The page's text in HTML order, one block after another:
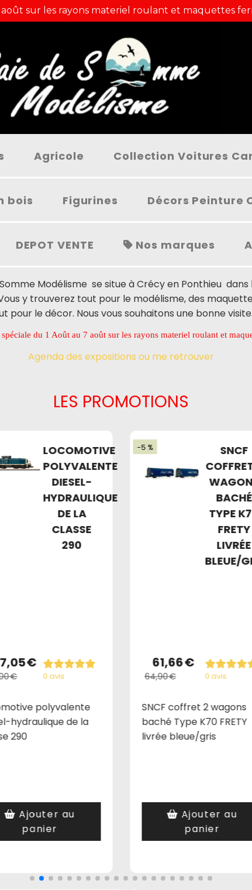
sur les rayons materiel roulant et maquettes
Agricole Collection Voitures
bois Figurines Décors Peinture
DEPOT VENTE Nos marques
Modélisme se situe à Crécy en Ponthieu
y trouverez tout pour le modélisme, des
pour le décor. Nous vous souhaitons une bonne visite.
Août au 7 août sur les rayons materiel roulant et maquettes
Agenda des expositions ou me retrouver
LES PROMOTIONS
LOCOMOTIVE
POLYVALENTE
DIESEL-
HYDRAULIQUE
DE LA
CLASSE
290
0 avis
€
€
polyvalente
hydraulique de la
290
Ajouter au
panier
-5 %
SNCF
BACHÉ
TYPE
FRETY
LIVRÉE
BLEUE/
0 avis
61,66€
64,90€
SNCF coffret 2 wagons
baché Type K70 FRETY
livrée bleue/gris
Ajouter au
panier